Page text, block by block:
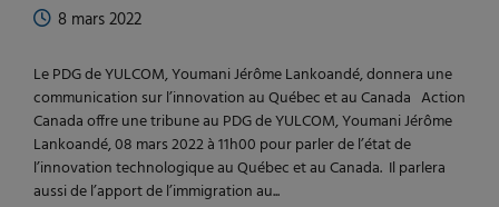
8 mars 2022
Le PDG de YULCOM, Youmani Jérôme Lankoandé, donnera une
communication sur l’innovation au Québec et au Canada Action
Canada offre une tribune au PDG de YULCOM, Youmani Jérôme
Lankoandé, 08 mars 2022 à 11h00 pour parler de l’état de
l’innovation technologique au Québec et au Canada. Il parlera
aussi de l’apport de l’immigration au...